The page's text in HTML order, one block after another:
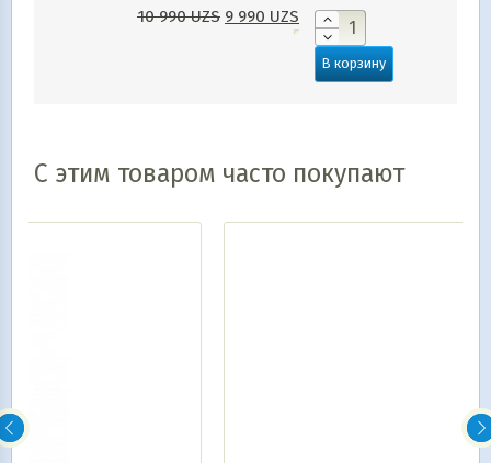
10 990UZS 9 990 UZS
В корзину
С этим товаром часто покупают